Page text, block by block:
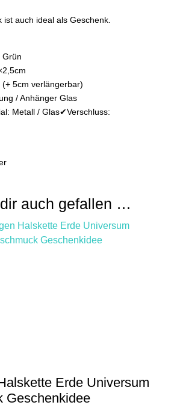
ist auch ideal als Geschenk.
5cm verlängerbar)
/ Anhänger Glas
Metall / Glas✔Verschluss:
auch gefallen …
Erde Universum
Geschenkidee